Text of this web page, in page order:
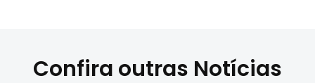
Confira outras Notícias